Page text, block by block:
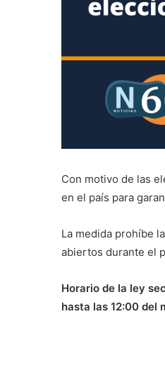
Con motivo de las
en el país para
La medida prohíbe
abiertos durante el
Horario de la ley
hasta las 12:00 del